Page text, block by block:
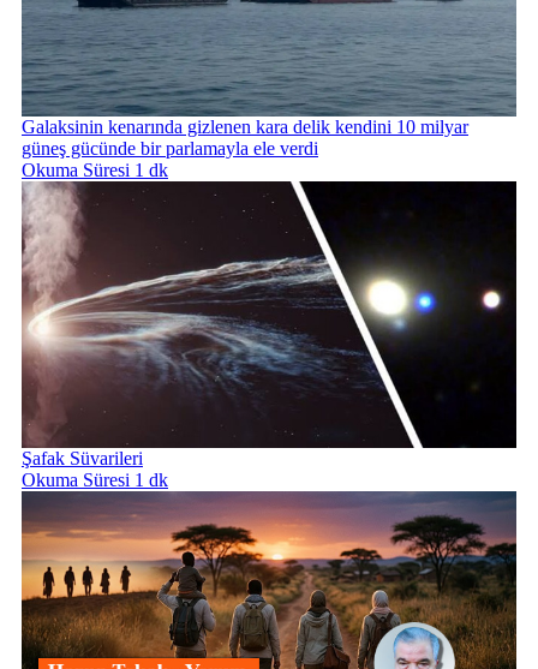
Galaksinin kenarında gizlenen kara delik kendini 10 milyar
güneş gücünde bir parlamayla ele verdi
Okuma Süresi 1 dk
Şafak Süvarileri
Okuma Süresi 1 dk